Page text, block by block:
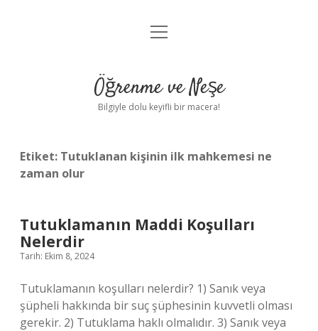
Anasayfa
Yasal Uyarı
menüyü
Öğrenme ve Neşe
Bilgiyle dolu keyifli bir macera!
Etiket: Tutuklanan kişinin ilk mahkemesi ne
zaman olur
Tutuklamanın Maddi Koşulları
Nelerdir
Tarih: Ekim 8, 2024
Tutuklamanın koşulları nelerdir? 1) Sanık veya
şüpheli hakkında bir suç şüphesinin kuvvetli olması
gerekir. 2) Tutuklama haklı olmalıdır. 3) Sanık veya